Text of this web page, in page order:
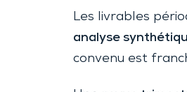
Les livrables
analyse
convenu est